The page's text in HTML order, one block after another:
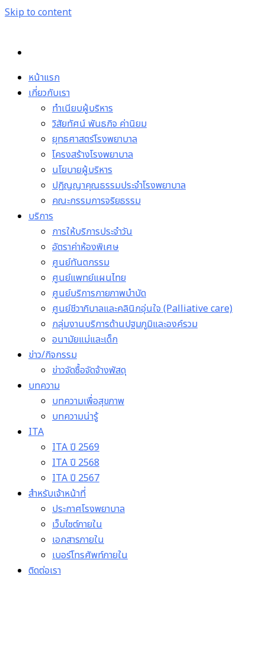
Skip to content
หน้าแรก
เกี่ยวกับเรา
ทำเนียบผู้บริหาร
วิสัยทัศน์ พันธกิจ ค่านิยม
ยุทธศาสตร์โรงพยาบาล
โครงสร้างโรงพยาบาล
นโยบายผู้บริหาร
ปฏิญญาคุณธรรมประจำโรงพยาบาล
คณะกรรมการจริยธรรม
บริการ
การให้บริการประจำวัน
อัตราค่าห้องพิเศษ
ศูนย์ทันตกรรม
ศูนย์แพทย์แผนไทย
ศูนย์บริการกายภาพบำบัด
ศูนย์ชีวาภิบาลและคลินิกอุ่นใจ (Palliative care)
กลุ่มงานบริการด้านปฐมภูมิและองค์รวม
อนามัยแม่และเด็ก
ข่าว/กิจกรรม
ข่าวจัดซื้อจัดจ้างพัสดุ
บทความ
บทความเพื่อสุขภาพ
บทความน่ารู้
ITA
ITA ปี 2569
ITA ปี 2568
ITA ปี 2567
สำหรับเจ้าหน้าที่
ประกาศโรงพยาบาล
เว็บไซต์ภายใน
เอกสารภายใน
เบอร์โทรศัพท์ภายใน
ติดต่อเรา